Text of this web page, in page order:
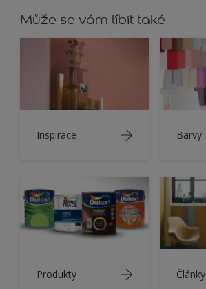
Může se vám líbit také
Inspirace Barvy
Produkty Články